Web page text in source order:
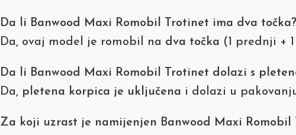
Da li Banwood Maxi Romobil Trotinet ima dva točka?
Da, ovaj model je romobil na dva točka (1 prednji +
Da li Banwood Maxi Romobil Trotinet dolazi s
Da, pletena korpica je uključena i dolazi u
Za koji uzrast je namijenjen Banwood Maxi Romobil